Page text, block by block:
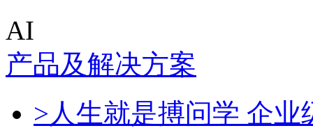
AI
产品及解决方案
>人生就是搏问学 企业